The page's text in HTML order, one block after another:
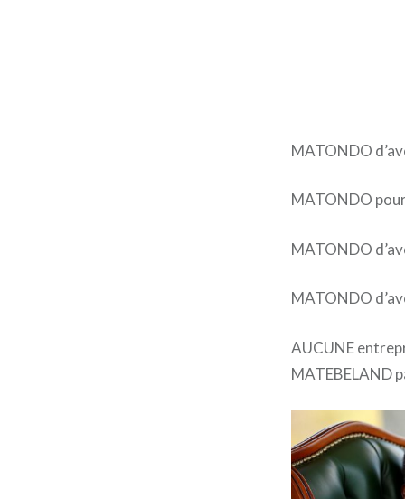
MATONDO
MATONDO
MATONDO
MATONDO
AUCUNE
MATEBELAND